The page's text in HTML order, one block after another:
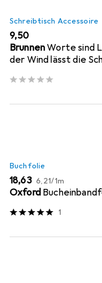
Schreibtisch Accessoire
EUR
9,50
BrunnenWorte sind
der Wind lässt die
Buchfolie
EUR
18,63 EUR
6,21/1m
Oxford
1